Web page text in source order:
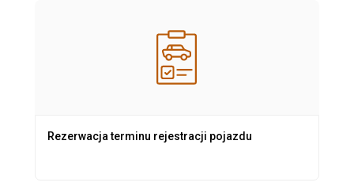
Rezerwacja terminu rejestracji pojazdu